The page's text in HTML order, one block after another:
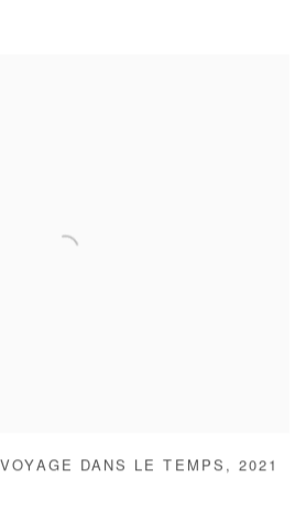
VOYAGE DANS LE TEMPS ,2021